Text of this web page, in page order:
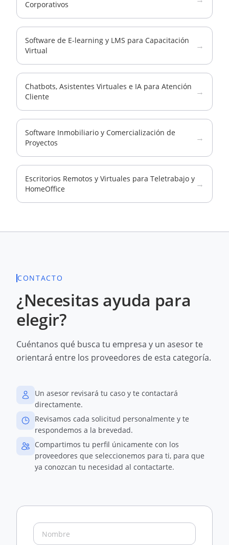
Corporativos
Software de E-learning y LMS para Capacitación
Virtual
→
Chatbots, Asistentes Virtuales e IA para Atención
Cliente
→
Software Inmobiliario y Comercialización de
Proyectos
→
Escritorios Remotos y Virtuales para Teletrabajo y
HomeOffice
→
CONTACTO
¿Necesitas ayuda para
elegir?
Cuéntanos qué busca tu empresa y un asesor te
orientará entre los proveedores de esta categoría.
Un asesor revisará tu caso y te contactará
directamente.
Revisamos cada solicitud personalmente y te
respondemos a la brevedad.
Compartimos tu perfil únicamente con los
proveedores que seleccionemos para ti, para que
ya conozcan tu necesidad al contactarte.